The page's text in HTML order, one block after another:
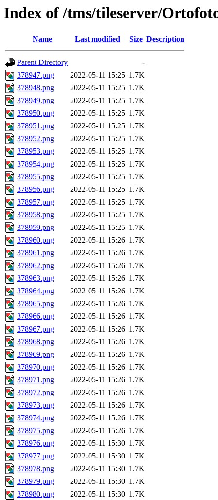
Index of /tms/tileserver/
Name Last modified Size Description
Parent Directory
-
378947.png
2022-05-11 15:25 1.7K
378948.png
2022-05-11 15:25 1.7K
378949.png
2022-05-11 15:25 1.7K
378950.png
2022-05-11 15:25 1.7K
378951.png
2022-05-11 15:25 1.7K
378952.png
2022-05-11 15:25 1.7K
378953.png
2022-05-11 15:25 1.7K
378954.png
2022-05-11 15:25 1.7K
378955.png
2022-05-11 15:25 1.7K
378956.png
2022-05-11 15:25 1.7K
378957.png
2022-05-11 15:25 1.7K
378958.png
2022-05-11 15:25 1.7K
378959.png
2022-05-11 15:25 1.7K
378960.png
2022-05-11 15:26 1.7K
378961.png
2022-05-11 15:26 1.7K
378962.png
2022-05-11 15:26 1.7K
378963.png
2022-05-11 15:26 1.7K
378964.png
2022-05-11 15:26 1.7K
378965.png
2022-05-11 15:26 1.7K
378966.png
2022-05-11 15:26 1.7K
378967.png
2022-05-11 15:26 1.7K
378968.png
2022-05-11 15:26 1.7K
378969.png
2022-05-11 15:26 1.7K
378970.png
2022-05-11 15:26 1.7K
378971.png
2022-05-11 15:26 1.7K
378972.png
2022-05-11 15:26 1.7K
378973.png
2022-05-11 15:26 1.7K
378974.png
2022-05-11 15:26 1.7K
378975.png
2022-05-11 15:26 1.7K
378976.png
2022-05-11 15:30 1.7K
378977.png
2022-05-11 15:30 1.7K
378978.png
2022-05-11 15:30 1.7K
378979.png
2022-05-11 15:30 1.7K
378980.png
2022-05-11 15:30 1.7K